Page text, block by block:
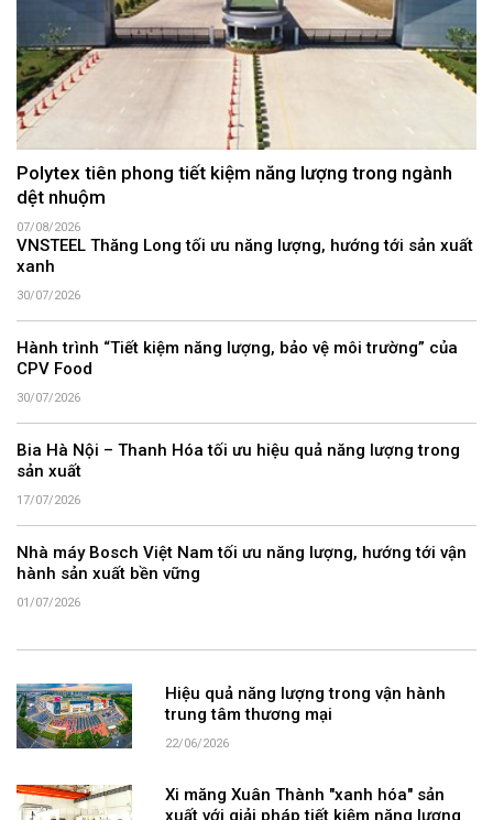
Polytex tiên phong tiết kiệm năng lượng trong ngành
dệt nhuộm
07/08/2026
VNSTEEL Thăng Long tối ưu năng lượng, hướng tới sản xuất
xanh
30/07/2026
Hành trình “Tiết kiệm năng lượng, bảo vệ môi trường” của
CPV Food
30/07/2026
Bia Hà Nội – Thanh Hóa tối ưu hiệu quả năng lượng trong
sản xuất
17/07/2026
Nhà máy Bosch Việt Nam tối ưu năng lượng, hướng tới vận
hành sản xuất bền vững
01/07/2026
Hiệu quả năng lượng trong vận hành
trung tâm thương mại
22/06/2026
Xi măng Xuân Thành "xanh hóa" sản